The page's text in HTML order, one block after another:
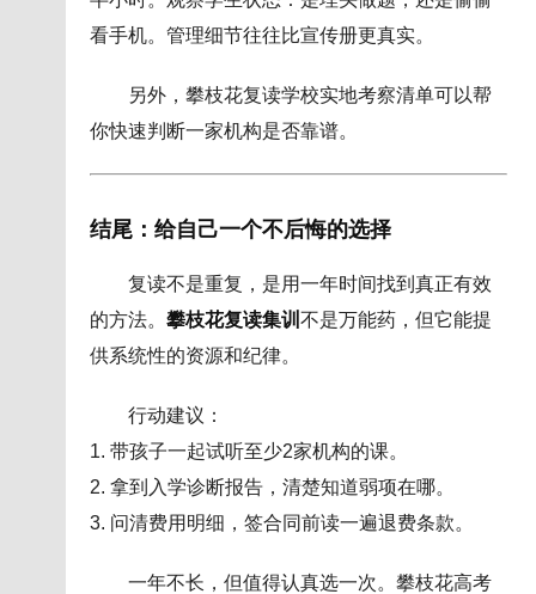
看手机。管理细节往往比宣传册更真实。
另外，攀枝花复读学校实地考察清单可以帮
你快速判断一家机构是否靠谱。
结尾：给自己一个不后悔的选择
复读不是重复，是用一年时间找到真正有效
的方法。 攀枝花复读集训 不是万能药，但它能提
供系统性的资源和纪律。
行动建议：
1. 带孩子一起试听至少2家机构的课。
2. 拿到入学诊断报告，清楚知道弱项在哪。
3. 问清费用明细，签合同前读一遍退费条款。
一年不长，但值得认真选一次。攀枝花高考